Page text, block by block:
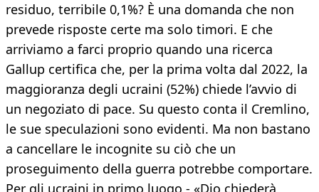
residuo, terribile 0,1%? È una domanda che non
prevede risposte certe ma solo timori. E che
arriviamo a farci proprio quando una ricerca
Gallup certifica che, per la prima volta dal 2022, la
maggioranza degli ucraini (52%) chiede l’avvio di
un negoziato di pace. Su questo conta il Cremlino,
le sue speculazioni sono evidenti. Ma non bastano
a cancellare le incognite su ciò che un
proseguimento della guerra potrebbe comportare.
Per gli ucraini in primo luogo - «Dio chiederà